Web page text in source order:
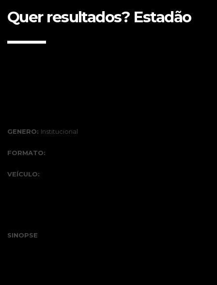
Quer resultados? Estadão
GENERO: Institucional
FORMATO:
VEÍCULO:
SINOPSE